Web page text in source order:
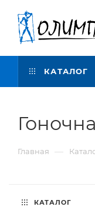
КАТАЛОГ
Главная —
КАТАЛОГ